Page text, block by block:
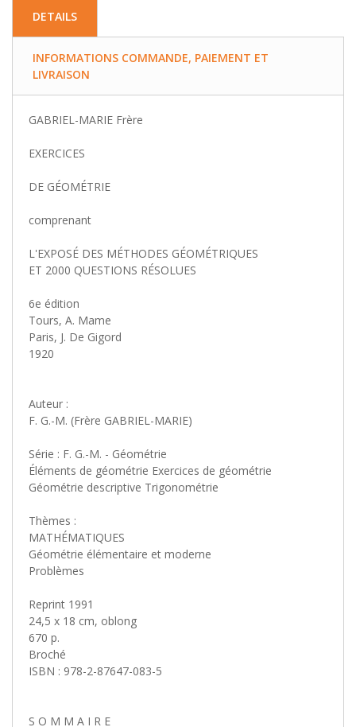
DETAILS
INFORMATIONS COMMANDE, PAIEMENT ET
LIVRAISON
GABRIEL-MARIE Frère
EXERCICES
DE GÉOMÉTRIE
comprenant
L'EXPOSÉ DES MÉTHODES GÉOMÉTRIQUES
ET 2000 QUESTIONS RÉSOLUES
6e édition
Tours, A. Mame
Paris, J. De Gigord
1920
Auteur :
F. G.-M. (Frère GABRIEL-MARIE)
Série : F. G.-M. - Géométrie
Éléments de géométrie Exercices de géométrie
Géométrie descriptive Trigonométrie
Thèmes :
MATHÉMATIQUES
Géométrie élémentaire et moderne
Problèmes
Reprint 1991
24,5 x 18 cm, oblong
670 p.
Broché
ISBN : 978-2-87647-083-5
S O M M A I R E